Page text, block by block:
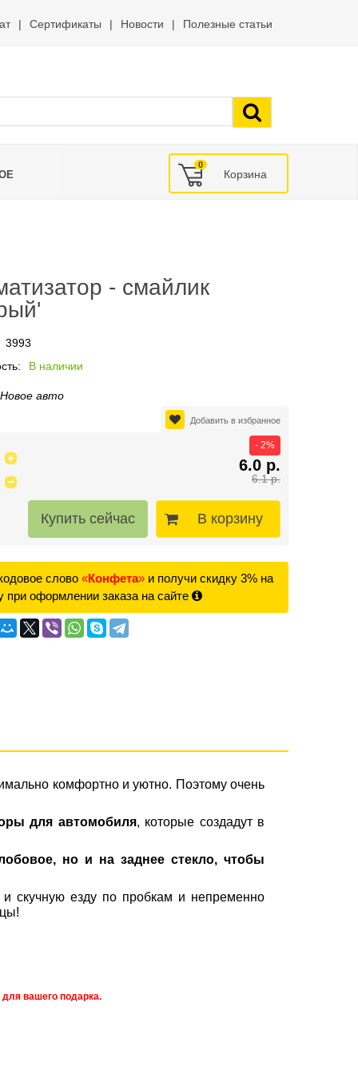
Сертификаты Новости Полезные статьи
0
- смайлик
3993
В наличии
авто
Добавить в избранное
6.1 р.
6.0 р.
- 2%
В корзину
слово «Конфета» и получи скидку 3% на
при оформлении заказа на сайте
комфортно и уютно. Поэтому очень
для автомобиля, которые создадут в
но и на заднее стекло, чтобы
скучную езду по пробкам и непременно
вашего подарка.